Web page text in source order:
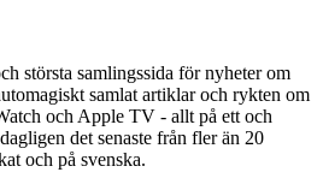
största samlingssida för nyheter om
samlat artiklar och rykten om
och Apple TV - allt på ett och
det senaste från fler än 20
och på svenska.